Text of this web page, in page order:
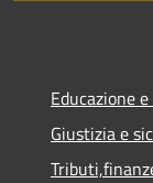
Educazione
Giustizia e